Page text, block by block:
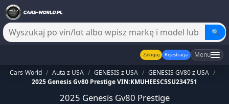
🔍
Zaloguj Rejestracja Menu
Cars-World / Auta z USA / GENESIS z USA / GENESIS GV80 z USA /
2025 Genesis Gv80 Prestige VIN:KMUHEESC5SU234751
2025 Genesis Gv80 Prestige